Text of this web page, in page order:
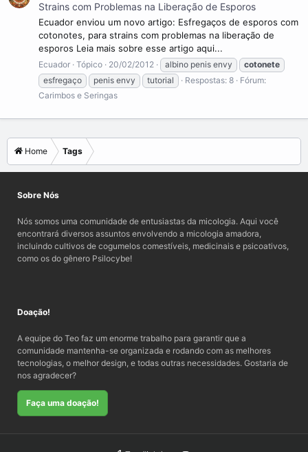
Strains com Problemas na Liberação de Esporos
Ecuador enviou um novo artigo: Esfregaços de esporos com
cotonotes, para strains com problemas na liberação de
esporos Leia mais sobre esse artigo aqui...
Ecuador Tópico 20/02/2012 albino penis envy
cotonete
esfregaço
penis envy tutorial Respostas: 8
Fórum:
Carimbos e Seringas
Home Tags
Sobre Nós
Nós somos uma comunidade de entusiastas da micologia. Aqui você
encontrará diversos assuntos envolvendo a micologia amadora,
incluindo cultivos de cogumelos comestíveis, medicinais e psicoativos,
como os do gênero Psilocybe!
Doação!
A equipe do Teo faz um enorme trabalho para garantir que a
comunidade mantenha-se organizada e rodando com as melhores
tecnologias, o melhor design, e todas outras necessidades. Gostaria de
nos agradecer?
Faça uma doação!